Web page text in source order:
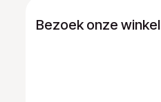
Bezoek onze winkel